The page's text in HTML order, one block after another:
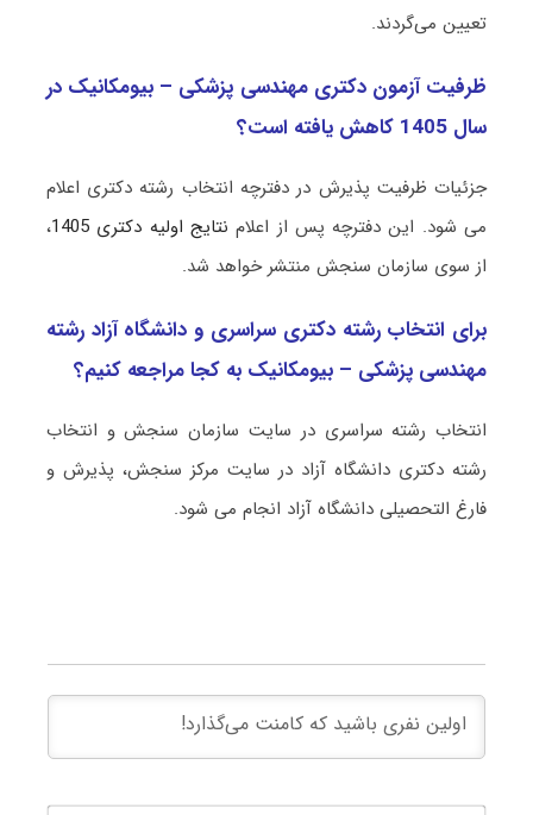
تعیین می‌گردند.
ظرفیت آزمون دکتری مهندسی پزشکی – بیومکانیک در
سال 1405 کاهش یافته است؟
جزئیات ظرفیت پذیرش در دفترچه انتخاب رشته دکتری اعلام
می شود. این دفترچه پس از اعلام نتایج اولیه دکتری 1405
،
از سوی سازمان سنجش منتشر خواهد شد.
برای انتخاب رشته دکتری سراسری و دانشگاه آزاد رشته
مهندسی پزشکی – بیومکانیک به کجا مراجعه کنیم؟
انتخاب رشته سراسری در سایت سازمان سنجش و انتخاب
رشته دکتری دانشگاه آزاد در سایت مرکز سنجش، پذیرش و
فارغ التحصیلی دانشگاه آزاد انجام می شود.